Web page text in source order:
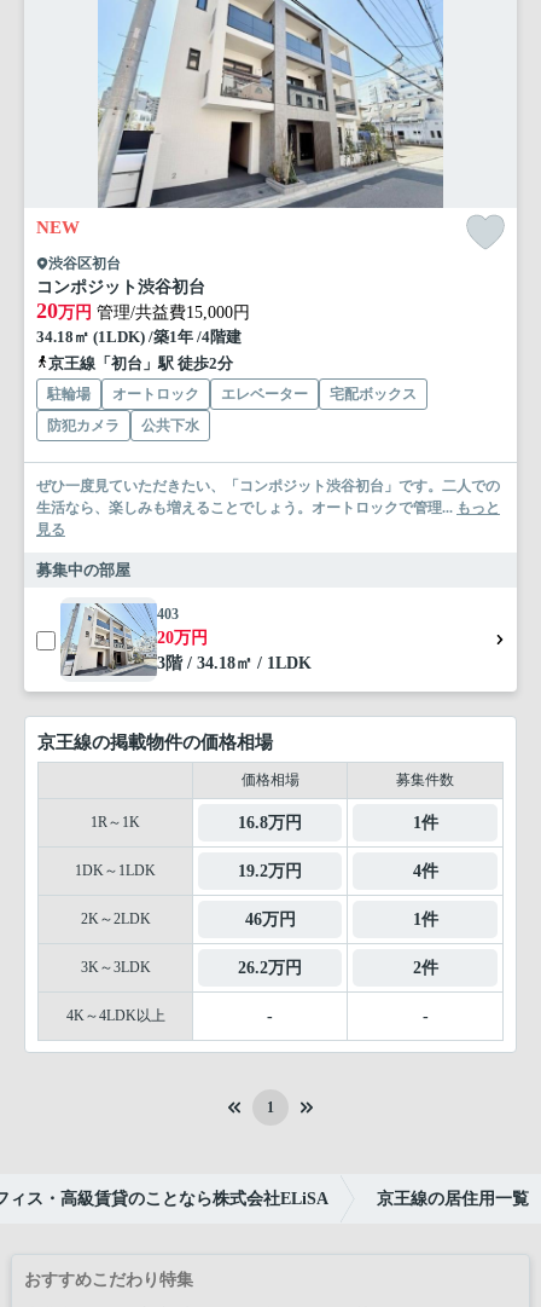
NEW
渋谷区初台
コンポジット渋谷初台
20万円 管理/共益費15,000円
34.18㎡ (1LDK) /築1年 /4階建
京王線「初台」駅 徒歩2分
駐輪場 オートロック エレベーター
宅配ボックス
防犯カメラ
公共下水
ぜひ一度見ていただきたい、「コンポジット渋谷初台」です。二人での
生活なら、楽しみも増えることでしょう。オートロックで管理... もっと
見る
募集中の部屋
403
20万円
3階 / 34.18㎡ / 1LDK
京王線の掲載物件の価格相場
価格相場 募集件数
1R～1K 16.8万円 1件
1DK～1LDK 19.2万円 4件
2K～2LDK 46万円 1件
3K～3LDK 26.2万円 2件
4K～4LDK以上 - -
1
ィス・高級賃貸のことなら株式会社ELiSA 京王線の居住用一覧
おすすめこだわり特集